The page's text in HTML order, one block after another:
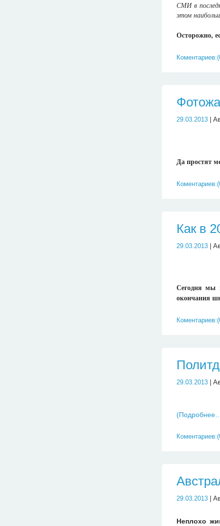
СМИ в
этом
Осторожно,
29.03.2013 |
Да простят
Как в
29.03.2013 |
Сегодня мы
окончания
29.03.2013 |
29.03.2013 |
Неплохо